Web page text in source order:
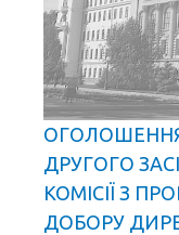
ДРУГОГО
КОМІСІЇ З
ДОБОРУ